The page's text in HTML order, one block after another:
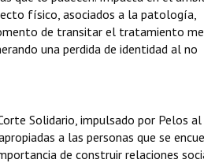
físico, asociados a la patología,
de transitar el tratamiento
una perdida de identidad al no
Solidario, impulsado por Pelos al
a las personas que se
de construir relaciones